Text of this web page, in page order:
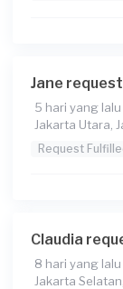
Jane
5 hari yang lalu
Jakarta Utara,
Request
Claudia
8 hari yang lalu
Jakarta